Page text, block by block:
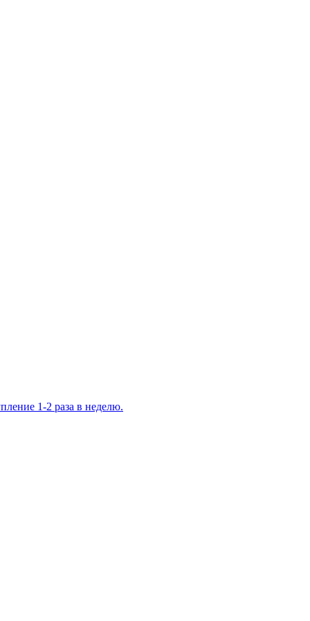
1-2 раза в неделю.